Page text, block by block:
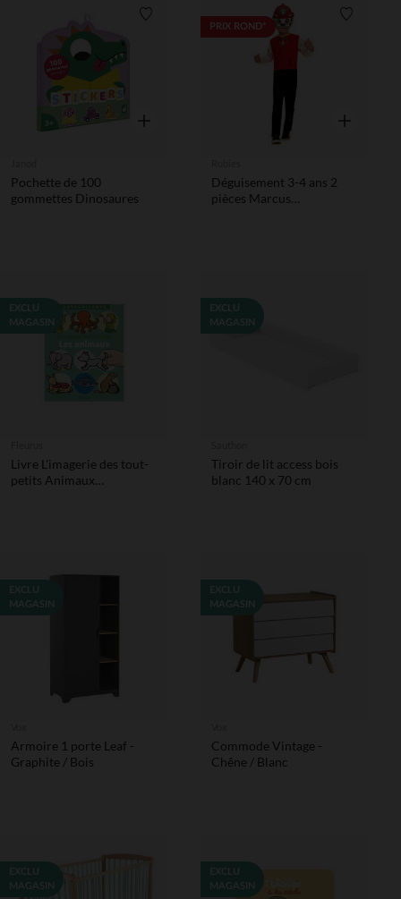
Liste de souhaits
Aperçu rapide
Pochette de 100
gommettes Dinosaures
PRIX ROND*
Aperçu
Déguisement 3-4 ans 2
pièces Marcus
EXCLU
MAGASIN
Livre L'imagerie des tout-
petits Animaux
EXCLU
MAGASIN
Tiroir de lit access bois
blanc 140 x 70 cm
EXCLU
MAGASIN
Armoire 1 porte Leaf -
Graphite / Bois
EXCLU
MAGASIN
Commode Vintage -
Chêne / Blanc
EXCLU
MAGASIN
EXCLU
MAGASIN